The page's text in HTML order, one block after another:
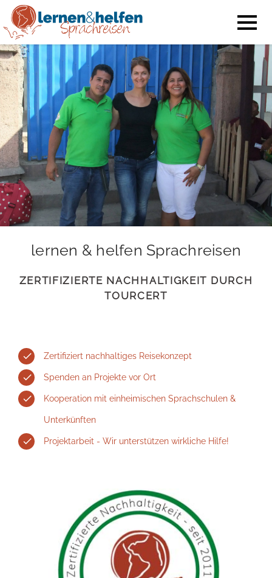
lernen & helfen Sprachreisen
ZERTIFIZIERTE NACHHALTIGKEIT DURCH
TOURCERT
Zertifiziert nachhaltiges Reisekonzept
Spenden an Projekte vor Ort
Kooperation mit einheimischen Sprachschulen &
Unterkünften
Projektarbeit - Wir unterstützen wirkliche Hilfe!